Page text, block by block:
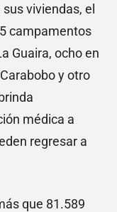
viviendas, el
campamentos
Guaira, ocho en
y otro
médica a
regresar a
que 81.589